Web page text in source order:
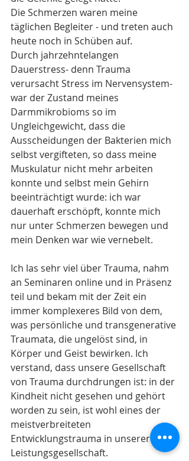
Die Schmerzen waren meine
täglichen Begleiter - und treten auch
heute noch in Schüben auf.
Durch jahrzehntelangen
Dauerstress- denn Trauma
verursacht Stress im Nervensystem-
war der Zustand meines
Darmmikrobioms so im
Ungleichgewicht, dass die
Ausscheidungen der Bakterien mich
selbst vergifteten, so dass meine
Muskulatur nicht mehr arbeiten
konnte und selbst mein Gehirn
beeinträchtigt wurde: ich war
dauerhaft erschöpft, konnte mich
nur unter Schmerzen bewegen und
mein Denken war wie vernebelt.
Ich las sehr viel über Trauma, nahm
an Seminaren online und in Präsenz
teil und bekam mit der Zeit ein
immer komplexeres Bild von dem,
was persönliche und transgenerative
Traumata, die ungelöst sind, in
Körper und Geist bewirken. Ich
verstand, dass unsere Gesellschaft
von Trauma durchdrungen ist: in der
Kindheit nicht gesehen und gehört
worden zu sein, ist wohl eines der
meistverbreiteten
Entwicklungstrauma in unserer
Leistungsgesellschaft.